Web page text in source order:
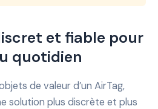
et fiable pour
quotidien
de valeur d’un AirTag,
solution plus discrète et plus